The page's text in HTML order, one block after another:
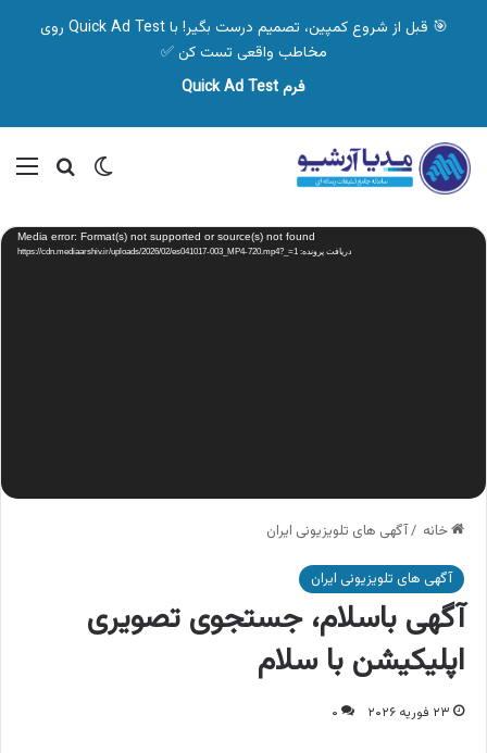
🎯 قبل از شروع کمپین، تصمیم درست بگیر! با Quick Ad Test روی
مخاطب واقعی تست کن ✅
فرم Quick Ad Test
تغییر پوسته
نمایشگر
ویدیو Media error: Format(s) not supported or source(s) not found
دریافت پرونده: https://cdn.mediaarshiv.ir/uploads/2026/02/es041017-003_MP4-720.mp4?_=1
خانه /آگهی های تلویزیونی ایران
آگهی های تلویزیونی ایران
آگهی باسلام، جستجوی تصویری
اپلیکیشن با سلام
۲۳ فوریه ۲۰۲۶ ۰